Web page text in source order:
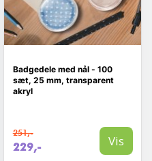
Badgedele med nål - 100
sæt, 25 mm, transparent
akryl
251,-
229,- Vis